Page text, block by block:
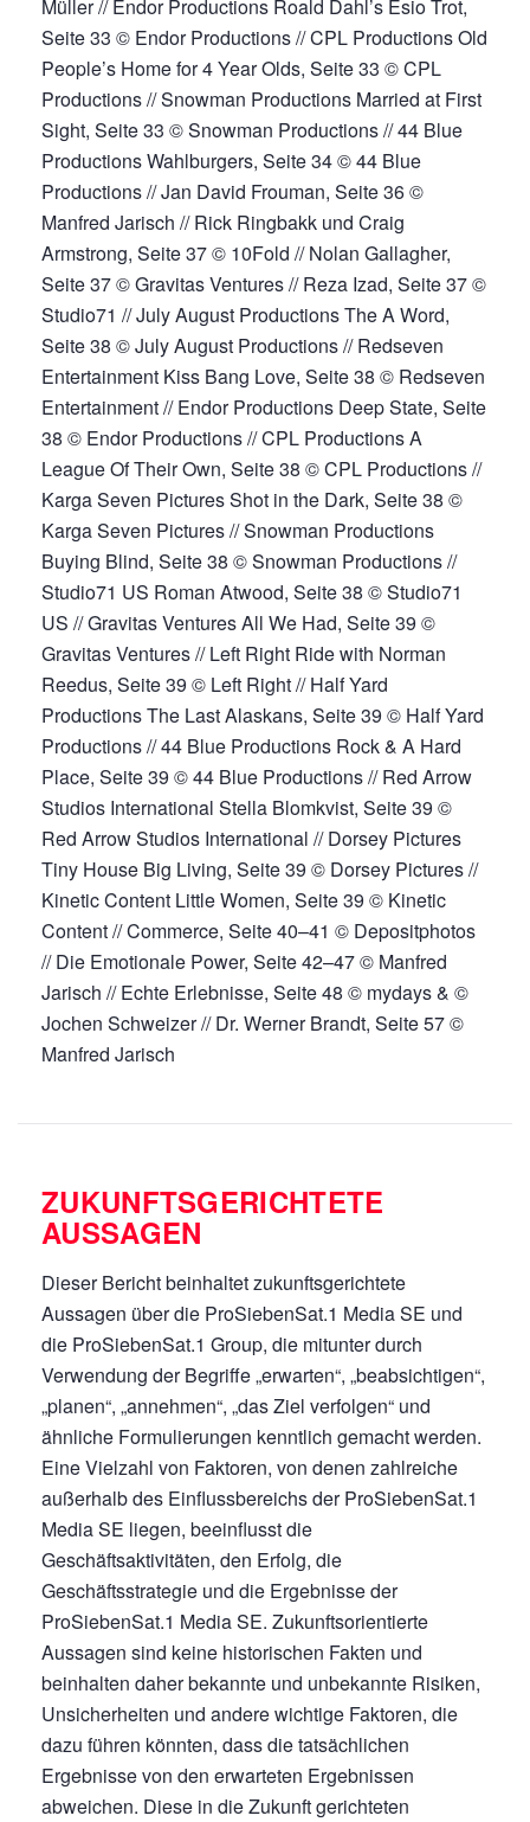
Müller // Endor Productions Roald Dahl’s Esio Trot,
Seite 33 © Endor Productions // CPL Productions Old
People’s Home for 4 Year Olds, Seite 33 © CPL
Productions // Snowman Productions Married at First
Sight, Seite 33 © Snowman Productions // 44 Blue
Productions Wahlburgers, Seite 34 © 44 Blue
Productions // Jan David Frouman, Seite 36 ©
Manfred Jarisch // Rick Ringbakk und Craig
Armstrong, Seite 37 © 10Fold // Nolan Gallagher,
Seite 37 © Gravitas Ventures // Reza Izad, Seite 37 ©
Studio71 // July August Productions The A Word,
Seite 38 © July August Productions // Redseven
Entertainment Kiss Bang Love, Seite 38 © Redseven
Entertainment // Endor Productions Deep State, Seite
38 © Endor Productions // CPL Productions A
League Of Their Own, Seite 38 © CPL Productions //
Karga Seven Pictures Shot in the Dark, Seite 38 ©
Karga Seven Pictures // Snowman Productions
Buying Blind, Seite 38 © Snowman Productions //
Studio71 US Roman Atwood, Seite 38 © Studio71
US // Gravitas Ventures All We Had, Seite 39 ©
Gravitas Ventures // Left Right Ride with Norman
Reedus, Seite 39 © Left Right // Half Yard
Productions The Last Alaskans, Seite 39 © Half Yard
Productions // 44 Blue Productions Rock & A Hard
Place, Seite 39 © 44 Blue Productions // Red Arrow
Studios International Stella Blomkvist, Seite 39 ©
Red Arrow Studios International // Dorsey Pictures
Tiny House Big Living, Seite 39 © Dorsey Pictures //
Kinetic Content Little Women, Seite 39 © Kinetic
Content // Commerce, Seite 40–41 © Depositphotos
// Die Emotionale Power, Seite 42–47 © Manfred
Jarisch // Echte Erlebnisse, Seite 48 © mydays & ©
Jochen Schweizer // Dr. Werner Brandt, Seite 57 ©
Manfred Jarisch
ZUKUNFTSGERICHTETE
AUSSAGEN
Dieser Bericht beinhaltet zukunftsgerichtete
Aussagen über die ProSiebenSat.1 Media SE und
die ProSiebenSat.1 Group, die mitunter durch
Verwendung der Begriffe „erwarten“, „beabsichtigen“,
„planen“, „annehmen“, „das Ziel verfolgen“ und
ähnliche Formulierungen kenntlich gemacht werden.
Eine Vielzahl von Faktoren, von denen zahlreiche
außerhalb des Einflussbereichs der ProSiebenSat.1
Media SE liegen, beeinflusst die
Geschäftsaktivitäten, den Erfolg, die
Geschäftsstrategie und die Ergebnisse der
ProSiebenSat.1 Media SE. Zukunftsorientierte
Aussagen sind keine historischen Fakten und
beinhalten daher bekannte und unbekannte Risiken,
Unsicherheiten und andere wichtige Faktoren, die
dazu führen könnten, dass die tatsächlichen
Ergebnisse von den erwarteten Ergebnissen
abweichen. Diese in die Zukunft gerichteten